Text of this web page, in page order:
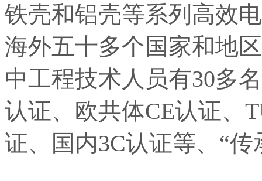
铁壳和铝壳等系列高效
海外五十多个国家和地
中工程技术人员有30多
认证、欧共体CE认证、
证、国内3C认证等、“